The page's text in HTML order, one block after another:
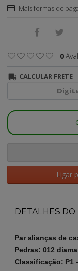
Mais formas de
0
CALCULAR FRETE
Ligar
DETALHES DO
Par alianças de
Pedras: 012
Classificação: P1